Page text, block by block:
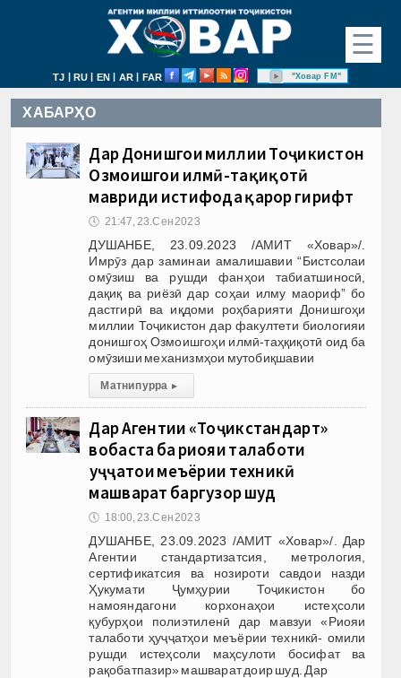
☰
TJ | RU | EN | AR | FAR "Ховар FM"
ХАБАРҲО
Дар Донишгоҳи миллии Тоҷикистон
Озмоишгоҳи илмӣ-таҳқиқотӣ
мавриди истифода қарор гирифт
🕔 21:47, 23.Сен 2023
ДУШАНБЕ, 23.09.2023 /АМИТ «Ховар»/.
Имрӯз дар заминаи амалишавии “Бистсолаи
омӯзиш ва рушди фанҳои табиатшиносӣ,
дақиқ ва риёзӣ дар соҳаи илму маориф” бо
дастгирӣ ва иқдоми роҳбарияти Донишгоҳи
миллии Тоҷикистон дар факултети биологияи
донишгоҳ Озмоишгоҳи илмӣ-таҳқиқотӣ оид ба
омӯзиши механизмҳои мутобиқшавии
Матни пурра ▸
Дар Агентии «Тоҷикстандарт»
вобаста ба риояи талаботи
ҳуҷҷатҳои меъёрии техникӣ
машварат баргузор шуд
🕔 18:00, 23.Сен 2023
ДУШАНБЕ, 23.09.2023 /АМИТ «Ховар»/. Дар
Агентии стандартизатсия, метрология,
сертификатсия ва нозироти савдои назди
Ҳукумати Ҷумҳурии Тоҷикистон бо
намояндагони корхонаҳои истеҳсоли
қубурҳои полиэтиленӣ дар мавзуи «Риояи
талаботи ҳуҷҷатҳои меъёрии техникӣ- омили
рушди истеҳсоли маҳсулоти босифат ва
рақобатпазир» машварат доир шуд. Дар